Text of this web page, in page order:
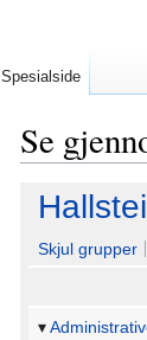
Se
Hopp
navigering
Hopp
søkSkjul grupper
Spesialside